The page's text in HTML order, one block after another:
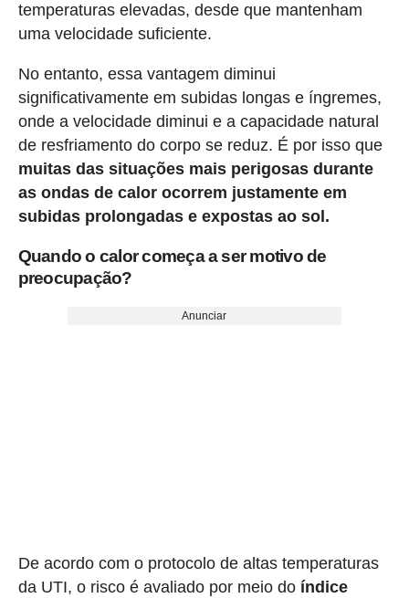
temperaturas elevadas, desde que mantenham
uma velocidade suficiente.
No entanto, essa vantagem diminui
significativamente em subidas longas e íngremes,
onde a velocidade diminui e a capacidade natural
de resfriamento do corpo se reduz. É por isso que
muitas das situações mais perigosas durante
as ondas de calor ocorrem justamente em
subidas prolongadas e expostas ao sol.
Quando o calor começa a ser motivo de
preocupação?
Anunciar
De acordo com o protocolo de altas temperaturas
da UTI, o risco é avaliado por meio do índice